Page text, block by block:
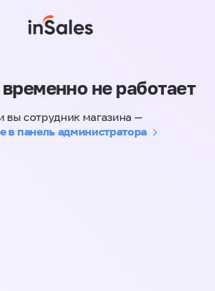
не работает
вы сотрудник магазина —
в панель администратора